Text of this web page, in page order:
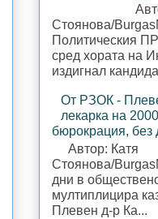
Стоянова/
Политическия
сред хората на
издигнал
От РЗОК -
лекарка на
бюрокрация, без
Автор: Катя
Стоянова/
дни в
мултиплицира
Плевен д-р Ка...